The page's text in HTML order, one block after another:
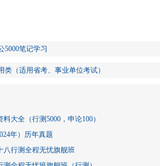
5000笔记学习
类（适用省考、事业单位考试）
大全（行测5000，申论100）
年）历年真题
八行测全程无忧旗舰班